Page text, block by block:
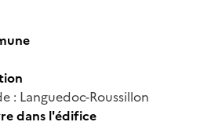
: Languedoc-Roussillon
dans l'édifice